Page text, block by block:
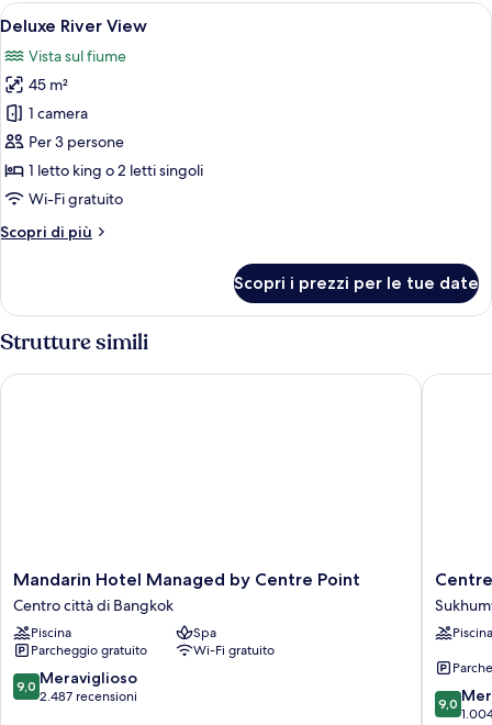
Apri
tutte
le
foto
per
Deluxe
River
View
Una camera d'albergo moderna
5
Deluxe River View
Vista sul fiume
45 m²
1 camera
Per 3 persone
1 letto king o 2 letti singoli
Wi-Fi gratuito
Scopri di più
Altri
River
View
Scopri i prezzi per le tue date
Strutture simili
Mandarin
Hotel
Managed
by
Centre
Point
Centro
Mandarin Hotel Managed by Centre Point
Centro città di Bangkok
Piscina
Spa
Parcheggio gratuito
Wi-Fi gratuito
9.0
su
9,0 Meraviglioso
2.487 recensioni
Mandarin Hotel Managed by Centre Point
Centre
Point
Thong
Piscina
9.0
su
9,0
Centre